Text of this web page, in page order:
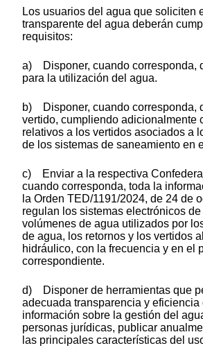
Los usuarios del agua que soliciten
transparente del agua deberán
requisitos:
a) Disponer, cuando corresponda,
para la utilización del agua.
b) Disponer, cuando corresponda,
vertido, cumpliendo adicionalmente
relativos a los vertidos asociados a
de los sistemas de saneamiento en
c) Enviar a la respectiva
cuando corresponda, toda la
la Orden TED/1191/2024, de 24 de
regulan los sistemas electrónicos
volúmenes de agua utilizados por
de agua, los retornos y los vertidos
hidráulico, con la frecuencia y en el
correspondiente.
d) Disponer de herramientas que
adecuada transparencia y eficiencia
información sobre la gestión del
personas jurídicas, publicar
las principales características del